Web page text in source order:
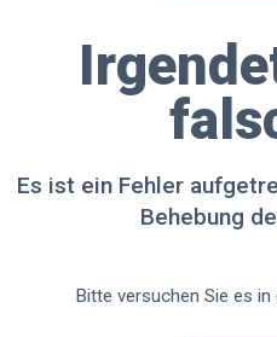
Es ist ein Fehler
Behebung
Bitte versuchen Sie es